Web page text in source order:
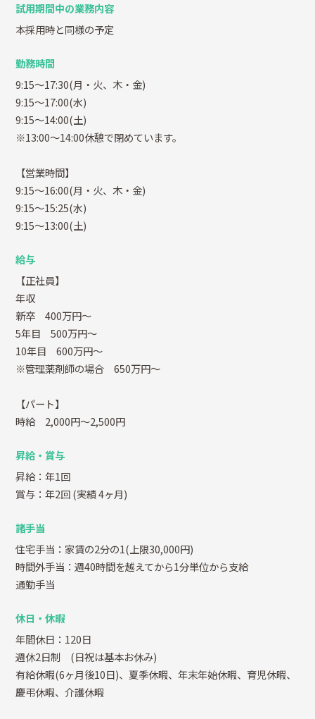
試用期間中の業務内容
本採用時と同様の予定
勤務時間
9:15～17:30(月・火、木・金)
9:15～17:00(水)
9:15～14:00(土)
※13:00～14:00休憩で閉めています。
【営業時間】
9:15～16:00(月・火、木・金)
9:15～15:25(水)
9:15～13:00(土)
給与
【正社員】
年収
新卒 400万円～
5年目 500万円～
10年目 600万円～
※管理薬剤師の場合 650万円～
【パート】
時給 2,000円～2,500円
昇給・賞与
昇給：年1回
賞与：年2回(実績 4ヶ月)
諸手当
住宅手当：家賃の2分の1(上限30,000円)
時間外手当：週40時間を越えてから1分単位から支給
通勤手当
休日・休暇
年間休日：120日
週休2日制 (日祝は基本お休み)
有給休暇(6ヶ月後10日)、夏季休暇、年末年始休暇、育児休暇、
慶弔休暇、介護休暇